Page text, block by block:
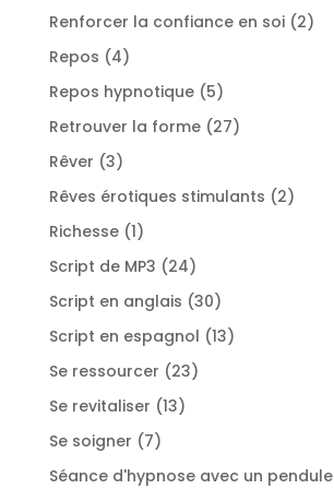
produits
Renforcer la confiance en soi 22
Repos 44
produits
Repos hypnotique 55
produits
Retrouver la forme 2727
Rêver 33
produits
Rêves érotiques stimulants 22
Richesse 11
produit
Script de MP3 2424
produits
Script en anglais 3030
produits
Script en espagnol 1313
Se ressourcer 2323
Se revitaliser 1313
Se soigner 77
produits
Séance d'hypnose avec un pendule